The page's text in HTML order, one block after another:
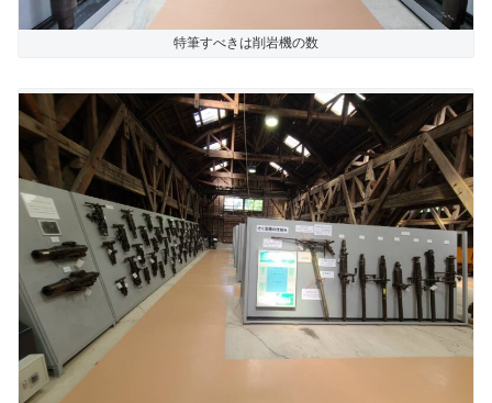
特筆すべきは削岩機の数